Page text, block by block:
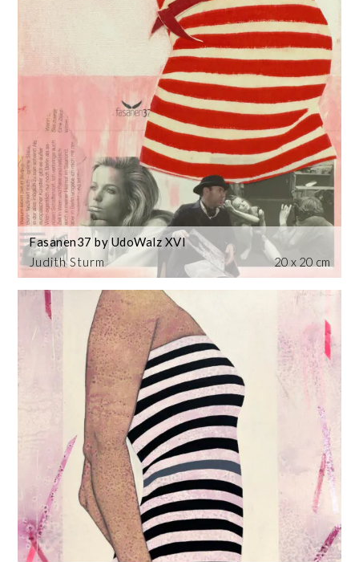
Judith Sturm
Fasanen37 by UdoWalz XVI
20 x 20 cm